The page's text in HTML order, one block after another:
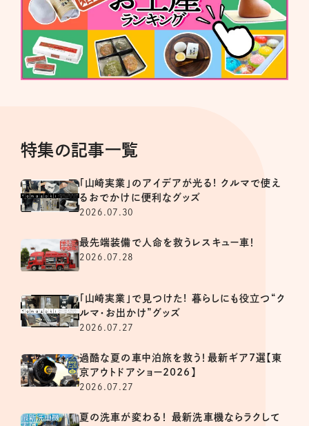
特集の記事一覧
「山崎実業」のアイデアが光る! クルマで使え
るおでかけに便利なグッズ
2026.07.30
最先端装備で人命を救うレスキュー車！
2026.07.28
「山崎実業」で見つけた! 暮らしにも役立つ“ク
ルマ・お出かけ”グッズ
2026.07.27
過酷な夏の車中泊旅を救う！最新ギア7選【東
京アウトドアショー2026】
2026.07.27
夏の洗車が変わる！ 最新洗車機ならラクして